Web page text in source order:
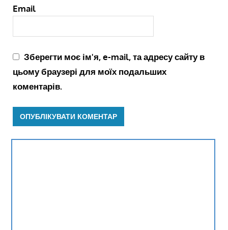
Email
Зберегти моє ім'я, e-mail, та адресу сайту в
цьому браузері для моїх подальших
коментарів.